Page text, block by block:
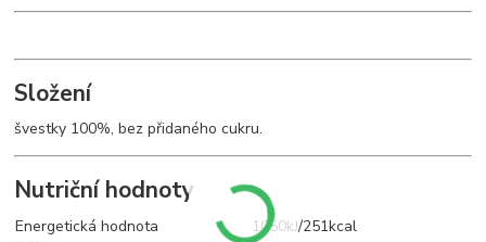
Složení
švestky 100%, bez přidaného cukru.
Nutriční hodnoty
Energetická hodnota
1050kJ/251kcal